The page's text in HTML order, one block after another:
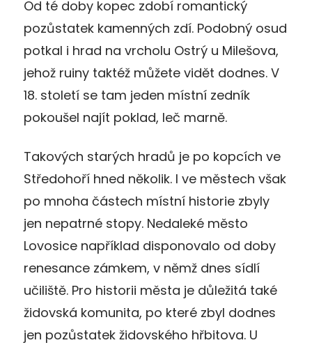
Od té doby kopec zdobí romantický
pozůstatek kamenných zdí. Podobný osud
potkal i hrad na vrcholu Ostrý u Milešova,
jehož ruiny taktéž můžete vidět dodnes. V
18. století se tam jeden místní zedník
pokoušel najít poklad, leč marně.
Takových starých hradů je po kopcích ve
Středohoří hned několik. I ve městech však
po mnoha částech místní historie zbyly
jen nepatrné stopy. Nedaleké město
Lovosice například disponovalo od doby
renesance zámkem, v němž dnes sídlí
učiliště. Pro historii města je důležitá také
židovská komunita, po které zbyl dodnes
jen pozůstatek židovského hřbitova. U